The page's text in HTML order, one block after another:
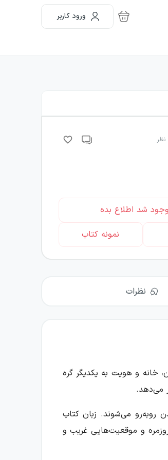
ورود کاربر
نظر
شد اطلاع بده
نمونه کتاب
نظرات
خانه و هویت به یکدیگر گره
می‌دهد.
روبه‌رو می‌شوند. زبان کتاب
و موقعیت‌هایی غریب و